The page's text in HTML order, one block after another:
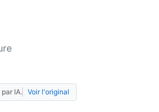
IA. Voir l'original